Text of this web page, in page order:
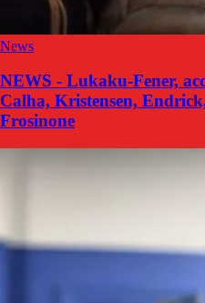
News
NEWS - Lukaku-Fener,
Calha, Kristensen,
Frosinone